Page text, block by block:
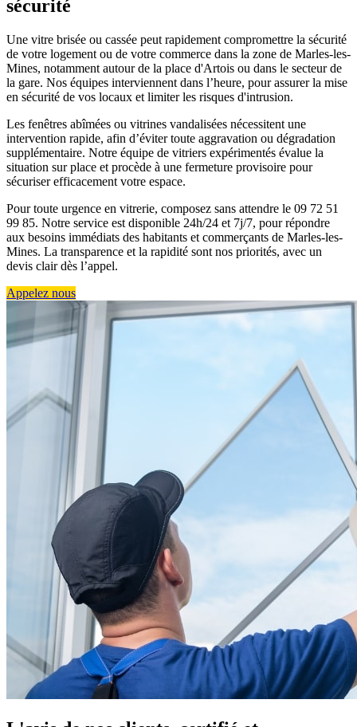
sécurité
Une vitre brisée ou cassée peut rapidement compromettre la sécurité
de votre logement ou de votre commerce dans la zone de Marles-les-
Mines, notamment autour de la place d'Artois ou dans le secteur de
la gare. Nos équipes interviennent dans l’heure, pour assurer la mise
en sécurité de vos locaux et limiter les risques d'intrusion.
Les fenêtres abîmées ou vitrines vandalisées nécessitent une
intervention rapide, afin d’éviter toute aggravation ou dégradation
supplémentaire. Notre équipe de vitriers expérimentés évalue la
situation sur place et procède à une fermeture provisoire pour
sécuriser efficacement votre espace.
Pour toute urgence en vitrerie, composez sans attendre le 09 72 51
99 85. Notre service est disponible 24h/24 et 7j/7, pour répondre
aux besoins immédiats des habitants et commerçants de Marles-les-
Mines. La transparence et la rapidité sont nos priorités, avec un
devis clair dès l’appel.
Appelez nous